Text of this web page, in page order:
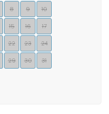
8 9 10
15 16 17
22 23 24
29 30 31